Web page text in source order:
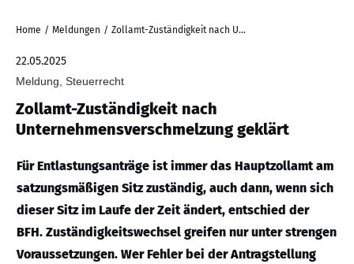
Home / Meldungen / Zollamt-Zuständigkeit nach Unternehmensverschmelzung geklärt
22.05.2025
Meldung, Steuerrecht
Zollamt-Zuständigkeit nach
Unternehmensverschmelzung geklärt
Für Entlastungsanträge ist immer das Hauptzollamt am
satzungsmäßigen Sitz zuständig, auch dann, wenn sich
dieser Sitz im Laufe der Zeit ändert, entschied der
BFH. Zuständigkeitswechsel greifen nur unter strengen
Voraussetzungen. Wer Fehler bei der Antragstellung